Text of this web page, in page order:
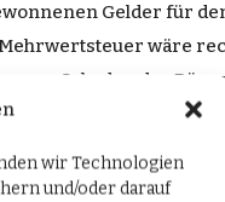
wir Technologien
und/oder darauf
Gelder für
wäre
zum Schaden der